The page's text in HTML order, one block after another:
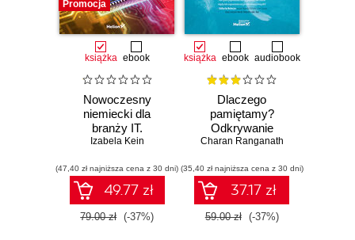
Promocja
książka ebook
Nowoczesny
niemiecki dla
branży IT.
Praktyczne
ćwiczenia
Izabela Kein
(47,40 zł najniższa cena z 30 dni)
49.77 zł
79.00 zł (-37%)
książka ebook audiobook
Dlaczego
pamiętamy?
Odkrywanie
sekretów pamięci,
co ważne
Charan Ranganath
(35,40 zł najniższa cena z 30 dni)
37.17 zł
59.00 zł (-37%)